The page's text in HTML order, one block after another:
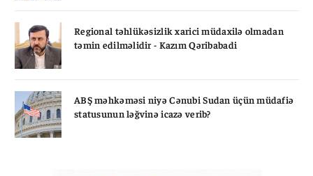
Regional təhlükəsizlik xarici müdaxilə olmadan
təmin edilməlidir - Kazım Qəribabadi
ABŞ məhkəməsi niyə Cənubi Sudan üçün müdafiə
statusunun ləğvinə icazə verib?